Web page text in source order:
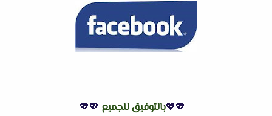
💖💖بالتوفيق للجميع 💖💖